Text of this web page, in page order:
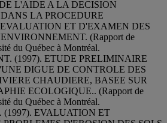
L'AIDE A LA DECISION
LA PROCEDURE
ET D'EXAMEN DES
(Rapport de
du Québec à Montréal.
(1997). ETUDE PRELIMINAIRE
DIGUE DE CONTROLE DES
CHAUDIERE, BASEE SUR
ECOLOGIQUE.. (Rapport de
du Québec à Montréal.
EVALUATION ET